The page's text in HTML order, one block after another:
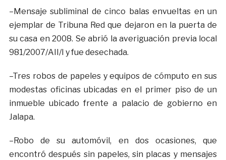
–Mensaje subliminal de cinco balas envueltas en un
ejemplar de Tribuna Red que dejaron en la puerta de
su casa en 2008. Se abrió la averiguación previa local
981/2007/AII/I y fue desechada.
–Tres robos de papeles y equipos de cómputo en sus
modestas oficinas ubicadas en el primer piso de un
inmueble ubicado frente a palacio de gobierno en
Jalapa.
–Robo de su automóvil, en dos ocasiones, que
encontró después sin papeles, sin placas y mensajes